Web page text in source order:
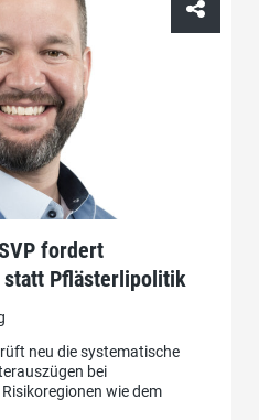
fordert
statt Pflästerlipolitik
neu die systematische
bei
wie dem